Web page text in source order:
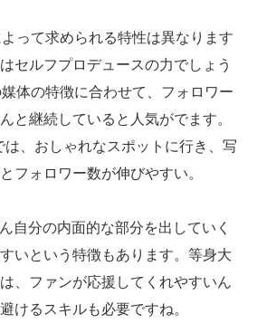
って求められる特性は異なります
セルフプロデュースの力でしょう
体の特徴に合わせて、フォロワー
と継続していると人気がでます。
は、おしゃれなスポットに行き、写
フォロワー数が伸びやすい。
自分の内面的な部分を出していく
いという特徴もあります。等身大
、ファンが応援してくれやすいん
けるスキルも必要ですね。